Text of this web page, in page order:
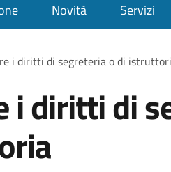
Novità Servizi
di pane
i diritti di segreteria o di
i diritti di